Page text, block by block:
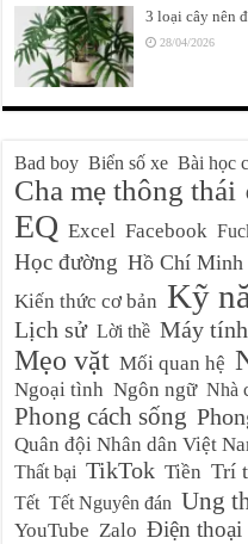
3 loại cây nên
28/04/2026
Bad boy Biển số xe Bài học
Cha mẹ thông thái
EQ Excel Facebook
Học đường Hồ Chí Minh
Kiến thức cơ bản Kỹ
Lịch sử Lời thề Máy tính
Mẹo vặt Mối quan hệ
Ngoại tình Ngôn ngữ Nhà
Phong cách sống
Quân đội Nhân dân Việt
Thất bại TikTok Tiền Trí
Tết Tết Nguyên đán Ung
YouTube Zalo Điện thoại